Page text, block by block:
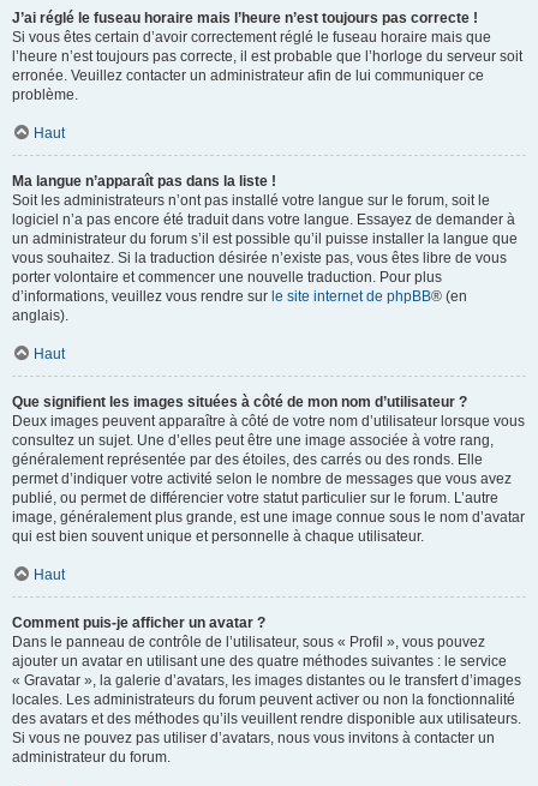
J’ai réglé le fuseau horaire mais l’heure n’est toujours pas correcte !
Si vous êtes certain d’avoir correctement réglé le fuseau horaire mais que
l’heure n’est toujours pas correcte, il est probable que l’horloge du serveur soit
erronée. Veuillez contacter un administrateur afin de lui communiquer ce
problème.
Haut
Ma langue n’apparaît pas dans la liste !
Soit les administrateurs n’ont pas installé votre langue sur le forum, soit le
logiciel n’a pas encore été traduit dans votre langue. Essayez de demander à
un administrateur du forum s’il est possible qu’il puisse installer la langue que
vous souhaitez. Si la traduction désirée n’existe pas, vous êtes libre de vous
porter volontaire et commencer une nouvelle traduction. Pour plus
d’informations, veuillez vous rendre sur le site internet de phpBB® (en
anglais).
Haut
Que signifient les images situées à côté de mon nom d’utilisateur ?
Deux images peuvent apparaître à côté de votre nom d’utilisateur lorsque vous
consultez un sujet. Une d’elles peut être une image associée à votre rang,
généralement représentée par des étoiles, des carrés ou des ronds. Elle
permet d’indiquer votre activité selon le nombre de messages que vous avez
publié, ou permet de différencier votre statut particulier sur le forum. L’autre
image, généralement plus grande, est une image connue sous le nom d’avatar
qui est bien souvent unique et personnelle à chaque utilisateur.
Haut
Comment puis-je afficher un avatar ?
Dans le panneau de contrôle de l’utilisateur, sous « Profil », vous pouvez
ajouter un avatar en utilisant une des quatre méthodes suivantes : le service
« Gravatar », la galerie d’avatars, les images distantes ou le transfert d’images
locales. Les administrateurs du forum peuvent activer ou non la fonctionnalité
des avatars et des méthodes qu’ils veuillent rendre disponible aux utilisateurs.
Si vous ne pouvez pas utiliser d’avatars, nous vous invitons à contacter un
administrateur du forum.